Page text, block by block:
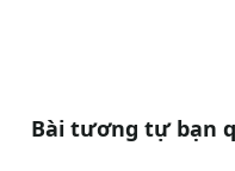
Bài tương tự bạn